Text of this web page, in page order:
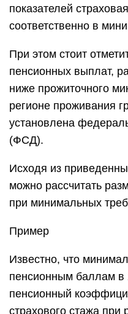
показателей
соответственно в
При этом стоит
пенсионных выплат,
ниже прожиточного
регионе проживания
установлена
(ФСД).
Исходя из
можно рассчитать
при минимальных
Пример
Известно, что
пенсионным баллам в
пенсионный
страхового стажа при